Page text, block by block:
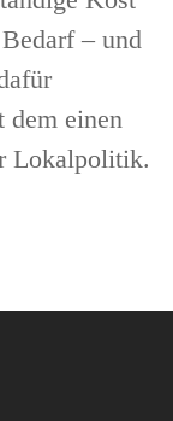
– und
dem einen
Lokalpolitik.